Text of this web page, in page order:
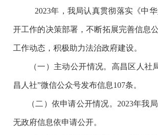
2023年，我局认真贯彻落实《中
开工作的决策部署，不断拓展完善信息
工作动态，积极助力法治政府建设。
（一）主动公开情况。高昌区人
昌人社”微信公众号发布信息107条。
（二）依申请公开情况。 2023年我
无政府信息依申请公开。